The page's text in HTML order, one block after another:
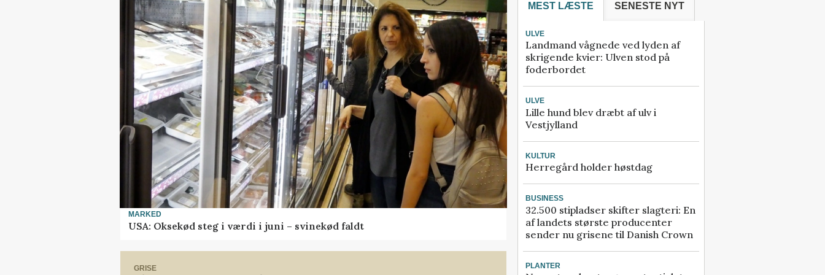
MARKED
USA: Oksekød steg i værdi i juni – svinekød faldt
GRISE
MEST LÆSTE SENESTE NYT
ULVE
Landmand vågnede ved lyden af
skrigende kvier: Ulven stod på
foderbordet
ULVE
Lille hund blev dræbt af ulv i
Vestjylland
KULTUR
Herregård holder høstdag
BUSINESS
32.500 stipladser skifter slagteri: En
af landets største producenter
sender nu grisene til Danish Crown
PLANTER